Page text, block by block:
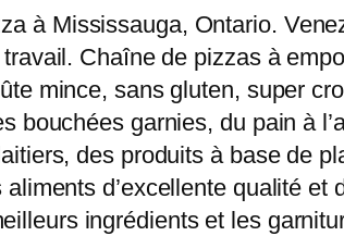
à Mississauga, Ontario.
Chaîne de pizzas à
mince, sans gluten, super
bouchées garnies, du pain à
des produits à base de
d’excellente qualité
ingrédients et les